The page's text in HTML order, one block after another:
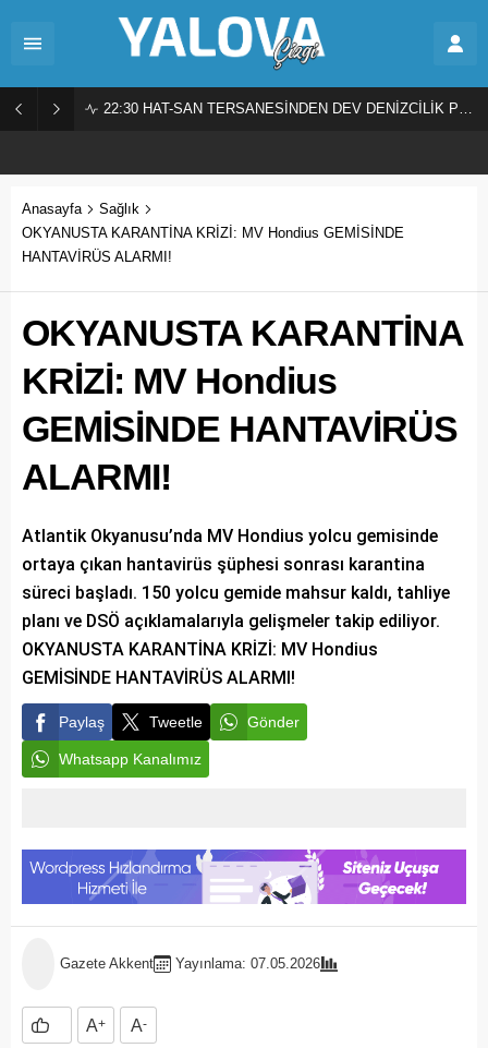
22:30 HAT-SAN TERSANESİNDEN DEV DENİZCİLİK PROJESİ!
Anasayfa
Sağlık
OKYANUSTA KARANTİNA KRİZİ: MV Hondius GEMİSİNDE
HANTAVİRÜS ALARMI!
OKYANUSTA KARANTİNA
KRİZİ: MV Hondius
GEMİSİNDE HANTAVİRÜS
ALARMI!
Atlantik Okyanusu’nda MV Hondius yolcu gemisinde
ortaya çıkan hantavirüs şüphesi sonrası karantina
süreci başladı. 150 yolcu gemide mahsur kaldı, tahliye
planı ve DSÖ açıklamalarıyla gelişmeler takip ediliyor.
OKYANUSTA KARANTİNA KRİZİ: MV Hondius
GEMİSİNDE HANTAVİRÜS ALARMI!
Paylaş Tweetle Gönder
Whatsapp Kanalımız
Gazete Akkent Yayınlama: 07.05.2026
A+ A-